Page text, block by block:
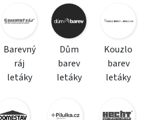
Barevný
ráj
letáky
Dům
barev
letáky
Kouzlo
barev
letáky